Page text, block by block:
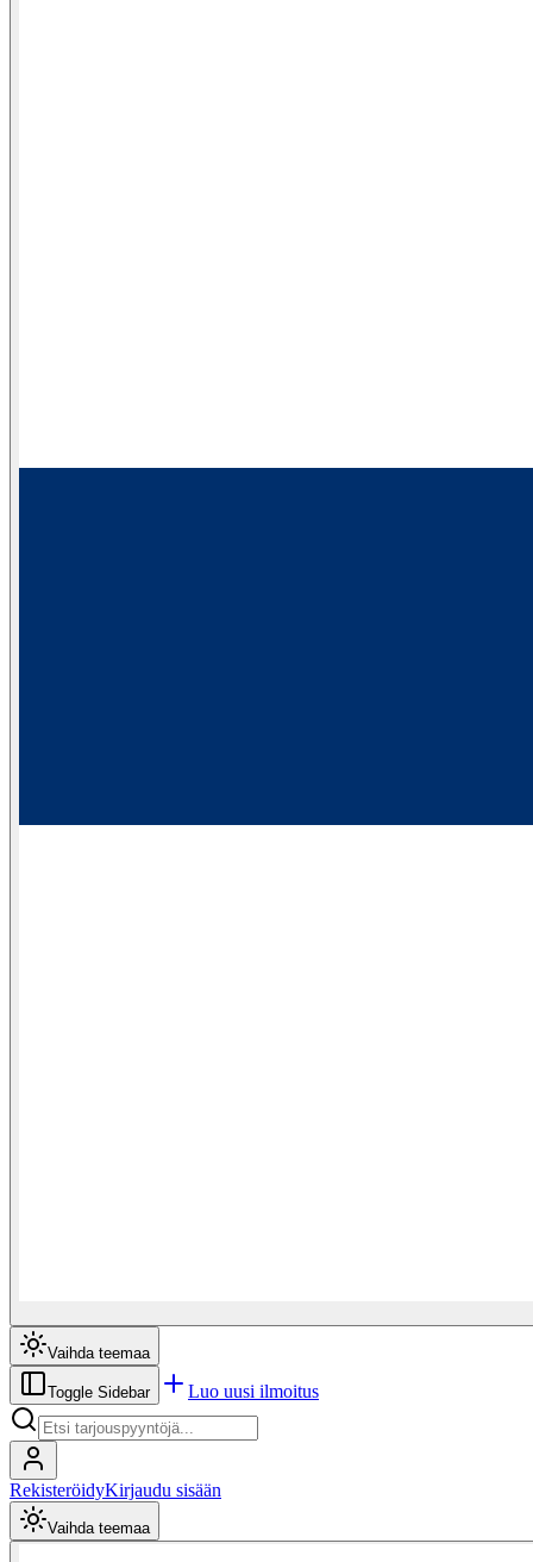
Vaihda teemaa
Toggle Sidebar Luo uusi ilmoitus
RekisteröidyKirjaudu sisään
Vaihda teemaa